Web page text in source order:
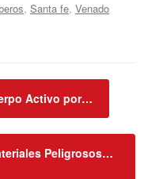
, Santa fe, Venado
Activo por…
Peligrosos…